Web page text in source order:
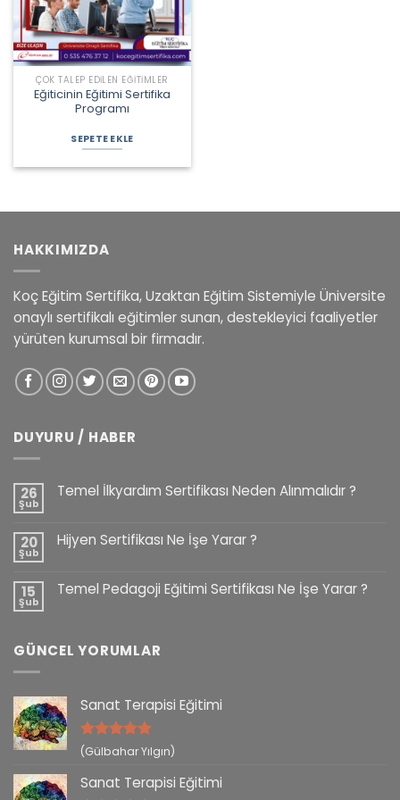
ÇOK TALEP EDILEN EĞITIMLER
Eğiticinin Eğitimi Sertifika
Programı
fiyat:
1.900,00 ₺.
andaki
fiyat:
1.450,00 ₺.
SEPETE EKLE
HAKKIMIZDA
Koç Eğitim Sertifika, Uzaktan Eğitim Sistemiyle Üniversite
onaylı sertifikalı eğitimler sunan, destekleyici faaliyetler
yürüten kurumsal bir firmadır.
DUYURU / HABER
26
Şub
Temel İlkyardım Sertifikası Neden Alınmalıdır ?
20
Şub
Hijyen Sertifikası Ne İşe Yarar ?
15
Şub
Temel Pedagoji Eğitimi Sertifikası Ne İşe Yarar ?
GÜNCEL YORUMLAR
Sanat Terapisi Eğitimi
5 üzerinden
(Gülbahar Yılgın)
Sanat Terapisi Eğitimi